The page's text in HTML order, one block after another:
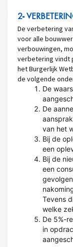
2-
De verbetering
voor alle
verbouwingen,
verbetering vindt
het Burgerlijk
de volgende
De
De
van het
Bij de
een
Bij de
een
Tevens
welke
De 5%-
in